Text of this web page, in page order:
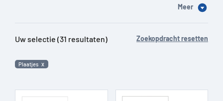
Meer
Uw selectie (31 resultaten) Zoekopdracht resetten
Plaatjes